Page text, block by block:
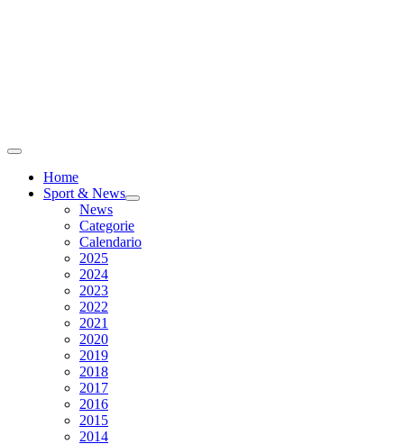
Home
Sport & News
News
Categorie
Calendario
2025
2024
2023
2022
2021
2020
2019
2018
2017
2016
2015
2014